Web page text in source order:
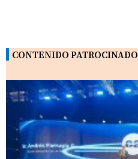
CONTENIDO PATROCINADO